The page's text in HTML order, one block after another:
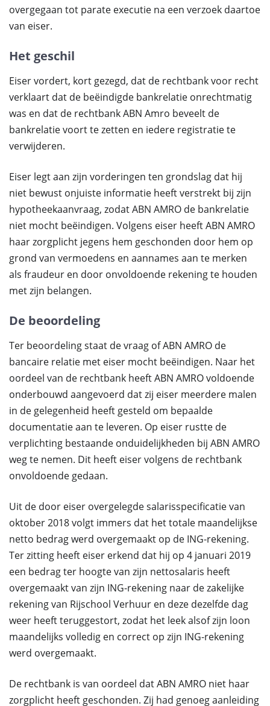
overgegaan tot parate executie na een verzoek daartoe
van eiser.
Het geschil
Eiser vordert, kort gezegd, dat de rechtbank voor recht
verklaart dat de beëindigde bankrelatie onrechtmatig
was en dat de rechtbank ABN Amro beveelt de
bankrelatie voort te zetten en iedere registratie te
verwijderen.
Eiser legt aan zijn vorderingen ten grondslag dat hij
niet bewust onjuiste informatie heeft verstrekt bij zijn
hypotheekaanvraag, zodat ABN AMRO de bankrelatie
niet mocht beëindigen. Volgens eiser heeft ABN AMRO
haar zorgplicht jegens hem geschonden door hem op
grond van vermoedens en aannames aan te merken
als fraudeur en door onvoldoende rekening te houden
met zijn belangen.
De beoordeling
Ter beoordeling staat de vraag of ABN AMRO de
bancaire relatie met eiser mocht beëindigen. Naar het
oordeel van de rechtbank heeft ABN AMRO voldoende
onderbouwd aangevoerd dat zij eiser meerdere malen
in de gelegenheid heeft gesteld om bepaalde
documentatie aan te leveren. Op eiser rustte de
verplichting bestaande onduidelijkheden bij ABN AMRO
weg te nemen. Dit heeft eiser volgens de rechtbank
onvoldoende gedaan.
Uit de door eiser overgelegde salarisspecificatie van
oktober 2018 volgt immers dat het totale maandelijkse
netto bedrag werd overgemaakt op de ING-rekening.
Ter zitting heeft eiser erkend dat hij op 4 januari 2019
een bedrag ter hoogte van zijn nettosalaris heeft
overgemaakt van zijn ING-rekening naar de zakelijke
rekening van Rijschool Verhuur en deze dezelfde dag
weer heeft teruggestort, zodat het leek alsof zijn loon
maandelijks volledig en correct op zijn ING-rekening
werd overgemaakt.
De rechtbank is van oordeel dat ABN AMRO niet haar
zorgplicht heeft geschonden. Zij had genoeg aanleiding